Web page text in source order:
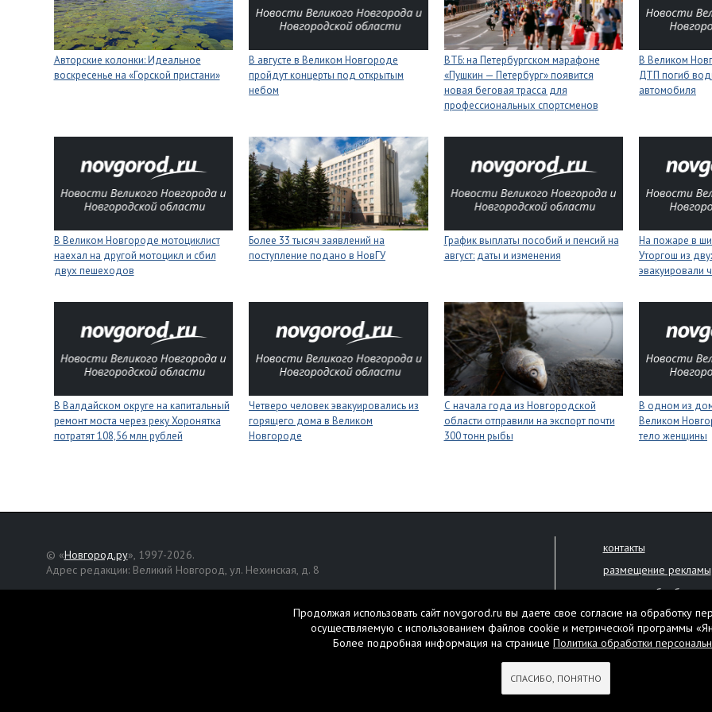
Авторские колонки: Идеальное
воскресенье на «Горской пристани»
В августе в Великом Новгороде
пройдут концерты под открытым
небом
ВТБ: на Петербургском марафоне
«Пушкин — Петербург» появится
новая беговая трасса для
профессиональных спортсменов
В Великом
ДТП погиб
автомобиля
В Великом Новгороде мотоциклист
наехал на другой мотоцикл и сбил
двух пешеходов
Более 33 тысяч заявлений на
поступление подано в НовГУ
График выплаты пособий и пенсий на
август: даты и изменения
На пожаре в
Уторгош из
эвакуировали
В Валдайском округе на капитальный
ремонт моста через реку Хоронятка
потратят 108,56 млн рублей
Четверо человек эвакуировались из
горящего дома в Великом
Новгороде
С начала года из Новгородской
области отправили на экспорт почти
300 тонн рыбы
В одном из
Великом
тело женщины
© «Новгород.ру», 1997-2026.
Адрес редакции: Великий Новгород, ул. Нехинская, д. 8
, публикуются на правах рекламы.
контакты
размещение рекламы
политика обработки
Настоящий ресурс
Нашли ошибку?
Продолжая использовать сайт novgorod.ru вы даете свое согласие на обработку
осуществляемую с использованием файлов cookie и метрической программы
Более подробная информация на странице Политика обработки
СПАСИБО, ПОНЯТНО